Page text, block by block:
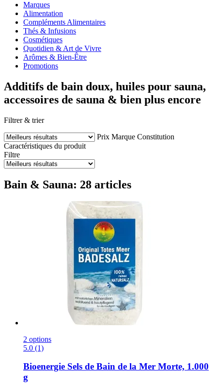
Marques
Alimentation
Compléments Alimentaires
Thés & Infusions
Cosmétiques
Quotidien & Art de Vivre
Arômes & Bien-Être
Promotions
Additifs de bain doux, huiles pour sauna,
accessoires de sauna & bien plus encore
Filtrer & trier
Prix Marque Constitution
Caractéristiques du produit
Filtre
Bain & Sauna: 28 articles
2 options
5.0 (1)
Bioenergie Sels de Bain de la Mer Morte, 1.000
g